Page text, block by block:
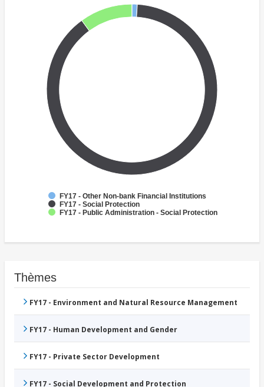
FY17 - Other Non-bank Financial Institutions
FY17 - Social Protection
FY17 - Public Administration - Social Protection
Thèmes
FY17 - Environment and Natural Resource Management
FY17 - Human Development and Gender
FY17 - Private Sector Development
FY17 - Social Development and Protection